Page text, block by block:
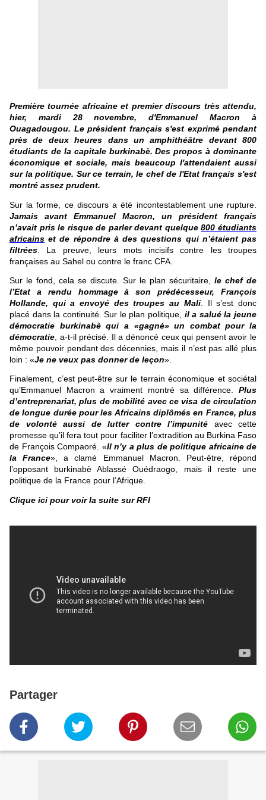
Première tournée africaine et premier discours très attendu,
hier, mardi 28 novembre, d'Emmanuel Macron à
Ouagadougou. Le président français s'est exprimé pendant
près de deux heures dans un amphithéâtre devant 800
étudiants de la capitale burkinabè. Des propos à dominante
économique et sociale, mais beaucoup l'attendaient aussi
sur la politique. Sur ce terrain, le chef de l'Etat français s'est
montré assez prudent.
Sur la forme, ce discours a été incontestablement une rupture.
Jamais avant Emmanuel Macron, un président français
n’avait pris le risque de parler devant quelque800 étudiants
africains et de répondre à des questions qui n’étaient pas
filtrées . La preuve, leurs mots incisifs contre les troupes
françaises au Sahel ou contre le franc CFA.
Sur le fond, cela se discute. Sur le plan sécuritaire, le chef de
l’Etat a rendu hommage à son prédécesseur, François
Hollande, qui a envoyé des troupes au Mali. Il s’est donc
placé dans la continuité. Sur le plan politique, il a salué la jeune
démocratie burkinabè qui a «gagné» un combat pour la
démocratie , a-t-il précisé. Il a dénoncé ceux qui pensent avoir le
même pouvoir pendant des décennies, mais il n’est pas allé plus
loin : «Je ne veux pas donner de leçon».
Finalement, c’est peut-être sur le terrain économique et sociétal
qu’Emmanuel Macron a vraiment montré sa différence. Plus
d’entreprenariat, plus de mobilité avec ce visa de circulation
de longue durée pour les Africains diplômés en France, plus
de volonté aussi de lutter contre l’impunité avec cette
promesse qu’il fera tout pour faciliter l’extradition au Burkina Faso
de François Compaoré. «Il n’y a plus de politique africaine de
la France», a clamé Emmanuel Macron. Peut-être, répond
l’opposant burkinabè Ablassé Ouédraogo, mais il reste une
politique de la France pour l’Afrique.
Clique ici pour voir la suite sur RFI
Partager